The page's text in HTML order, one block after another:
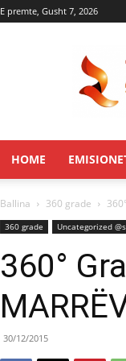
E premte, Gusht 7, 2026
HOME
Ballina 360 grade
360 grade Uncategorized
360°
30/12/2015